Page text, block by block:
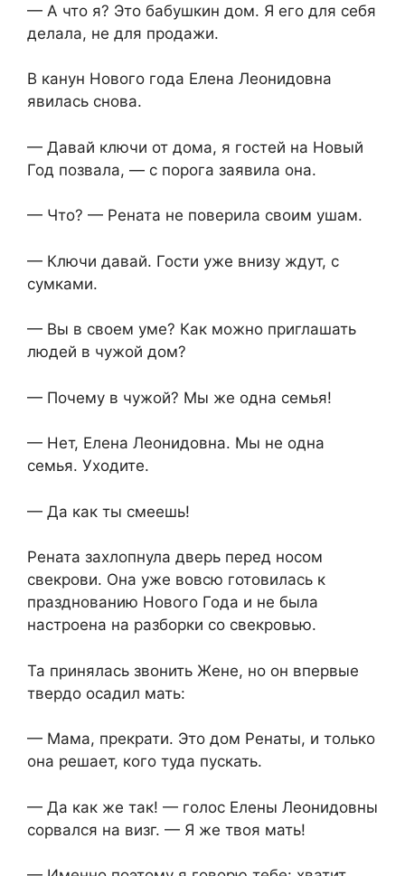
— А что я? Это бабушкин дом. Я его для себя
делала, не для продажи.
В канун Нового года Елена Леонидовна
явилась снова.
— Давай ключи от дома, я гостей на Новый
Год позвала, — с порога заявила она.
— Что? — Рената не поверила своим ушам.
— Ключи давай. Гости уже внизу ждут, с
сумками.
— Вы в своем уме? Как можно приглашать
людей в чужой дом?
— Почему в чужой? Мы же одна семья!
— Нет, Елена Леонидовна. Мы не одна
семья. Уходите.
— Да как ты смеешь!
Рената захлопнула дверь перед носом
свекрови. Она уже вовсю готовилась к
празднованию Нового Года и не была
настроена на разборки со свекровью.
Та принялась звонить Жене, но он впервые
твердо осадил мать:
— Мама, прекрати. Это дом Ренаты, и только
она решает, кого туда пускать.
— Да как же так! — голос Елены Леонидовны
сорвался на визг. — Я же твоя мать!